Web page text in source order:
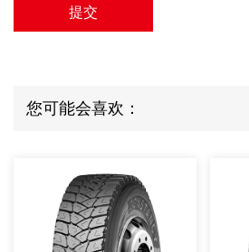
提交
您可能会喜欢：